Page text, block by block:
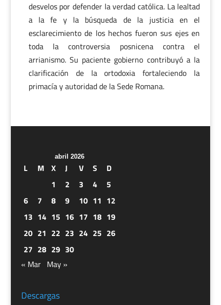
desvelos por defender la verdad católica. La lealtad
a la fe y la búsqueda de la justicia en el
esclarecimiento de los hechos fueron sus ejes en
toda la controversia posnicena contra el
arrianismo. Su paciente gobierno contribuyó a la
clarificación de la ortodoxia fortaleciendo la
primacía y autoridad de la Sede Romana.
abril 2026
L M X J V S
D
1
2 3 4
5
6
7 8 9 10 11 12
13 14 15 16 17 18 19
20 21 22 23 24 25 26
27 28 29 30
« Mar May »
Descargas